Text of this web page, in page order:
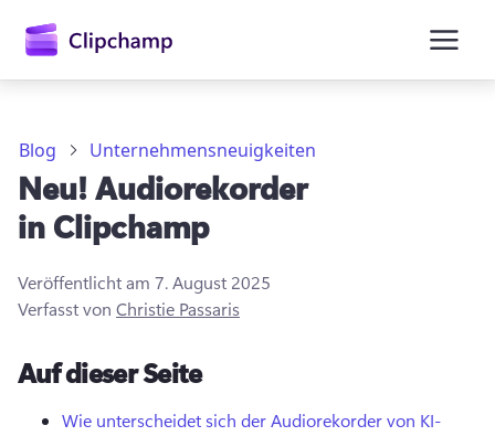
Anmelden
Blog Unternehmensneuigkeiten
Neu! Audiorekorder
in Clipchamp
Veröffentlicht am 7. August 2025
Verfasst von Christie Passaris
Auf dieser Seite
Wie unterscheidet sich der Audiorekorder von KI-